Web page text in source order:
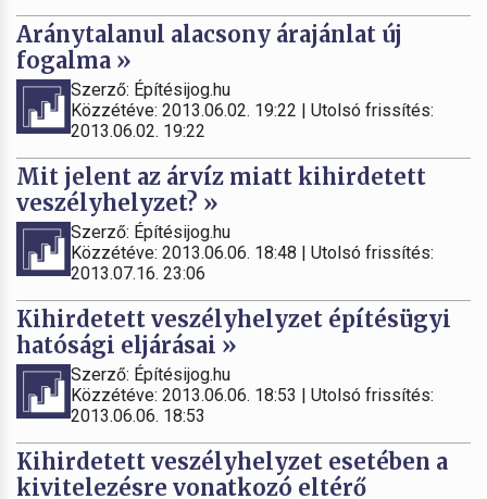
Aránytalanul alacsony árajánlat új
fogalma »
Szerző: Építésijog.hu
Közzétéve: 2013.06.02. 19:22 | Utolsó frissítés:
2013.06.02. 19:22
Mit jelent az árvíz miatt kihirdetett
veszélyhelyzet? »
Szerző: Építésijog.hu
Közzétéve: 2013.06.06. 18:48 | Utolsó frissítés:
2013.07.16. 23:06
Kihirdetett veszélyhelyzet építésügyi
hatósági eljárásai »
Szerző: Építésijog.hu
Közzétéve: 2013.06.06. 18:53 | Utolsó frissítés:
2013.06.06. 18:53
Kihirdetett veszélyhelyzet esetében a
kivitelezésre vonatkozó eltérő